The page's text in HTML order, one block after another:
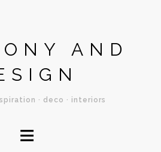
AND
· deco · interiors
≡